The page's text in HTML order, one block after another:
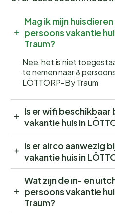
Mag ik mijn
persoons vakantie
Traum?
Nee, het is niet
te nemen naar 8
LÖTTORP-By Traum
Is er wifi beschikbaar
vakantie huis in
Is er airco aanwezig
vakantie huis in
Wat zijn de in- en
persoons vakantie
Traum?